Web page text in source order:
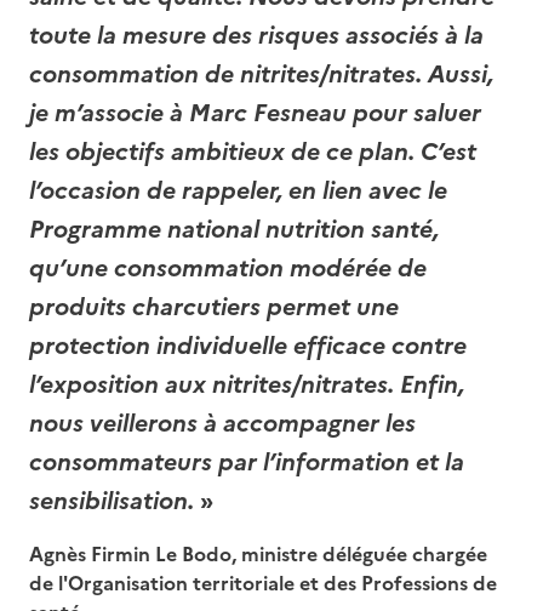
toute la mesure des risques associés à la
consommation de nitrites/nitrates. Aussi,
je m’associe à Marc Fesneau pour saluer
les objectifs ambitieux de ce plan. C’est
l’occasion de rappeler, en lien avec le
Programme national nutrition santé,
qu’une consommation modérée de
produits charcutiers permet une
protection individuelle efficace contre
l’exposition aux nitrites/nitrates. Enfin,
nous veillerons à accompagner les
consommateurs par l’information et la
sensibilisation. »
Agnès Firmin Le Bodo, ministre déléguée chargée
de l'Organisation territoriale et des Professions de